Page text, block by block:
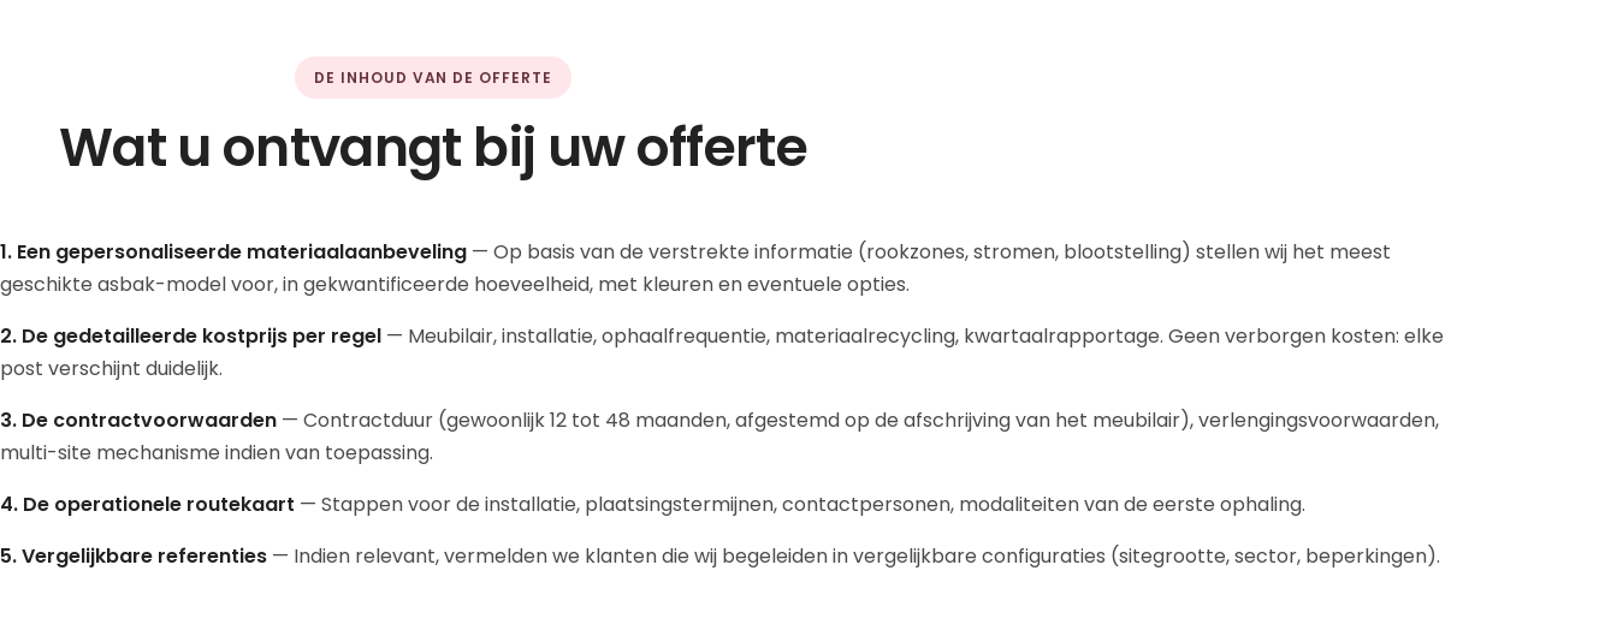
DE INHOUD VAN DE OFFERTE
Wat u ontvangt bij uw offerte
1. Een gepersonaliseerde materiaalaanbeveling — Op basis van de verstrekte informatie (rookzones, stromen, blootstelling) stellen wij het meest
geschikte asbak-model voor, in gekwantificeerde hoeveelheid, met kleuren en eventuele opties.
2. De gedetailleerde kostprijs per regel — Meubilair, installatie, ophaalfrequentie, materiaalrecycling, kwartaalrapportage. Geen verborgen kosten: elke
post verschijnt duidelijk.
3. De contractvoorwaarden — Contractduur (gewoonlijk 12 tot 48 maanden, afgestemd op de afschrijving van het meubilair), verlengingsvoorwaarden,
multi-site mechanisme indien van toepassing.
4. De operationele routekaart — Stappen voor de installatie, plaatsingstermijnen, contactpersonen, modaliteiten van de eerste ophaling.
5. Vergelijkbare referenties — Indien relevant, vermelden we klanten die wij begeleiden in vergelijkbare configuraties (sitegrootte, sector, beperkingen).